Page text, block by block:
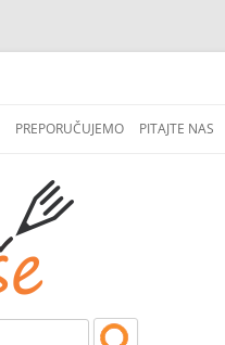
PREPORUČUJEMO PITAJTE NAS